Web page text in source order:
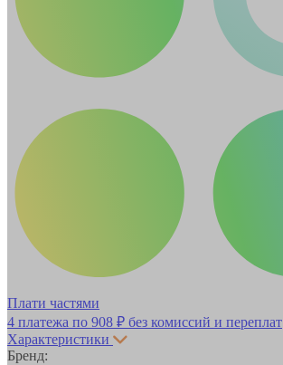
Плати частями
4 платежа по 908 ₽ без комиссий и переплат
Характеристики
Бренд: